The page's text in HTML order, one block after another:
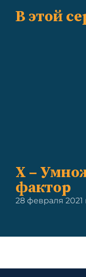
В этой
X –
фактор
28 февраля